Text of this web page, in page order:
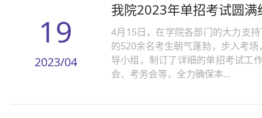
19
2023/04
我院2023年单招考试圆满
4月15日，在学院各部门的大力支
的520余名考生朝气蓬勃，步入考
导小组，制订了详细的单招考试工
会、考务会等，全力确保本...